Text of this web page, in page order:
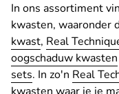
In ons assortiment
kwasten, waaronder
kwast, Real
oogschaduw kwasten
sets. In zo'n Real